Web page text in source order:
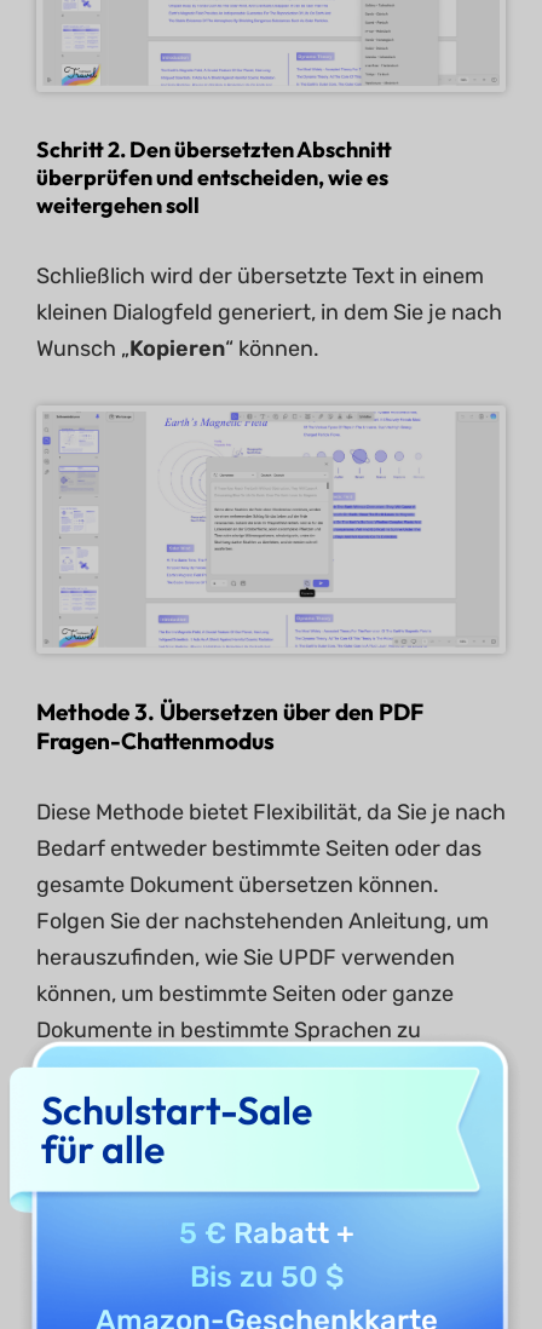
Schritt 2. Den übersetzten Abschnitt
überprüfen und entscheiden, wie es
weitergehen soll
Schließlich wird der übersetzte Text in einem
kleinen Dialogfeld generiert, in dem Sie je nach
Wunsch „Kopieren“ können.
Methode 3. Übersetzen über den PDF
Fragen-Chattenmodus
Diese Methode bietet Flexibilität, da Sie je nach
Bedarf entweder bestimmte Seiten oder das
gesamte Dokument übersetzen können.
Folgen Sie der nachstehenden Anleitung, um
herauszufinden, wie Sie UPDF verwenden
können, um bestimmte Seiten oder ganze
Dokumente in bestimmte Sprachen zu
übersetzen.
Schritt 1.Wechseln Sie in den Chat-Modus in
UPDF
Nachdem Sie Ihre PDF-Datei in UPDF geöffnet
haben, klicken Sie oben rechts auf dem
Bildschirm auf die Schaltfläche„UPDF AI“.
Schulstart-Sale
für alle
5 € Rabatt+
Bis zu 50 $
Amazon-Geschenkkarte